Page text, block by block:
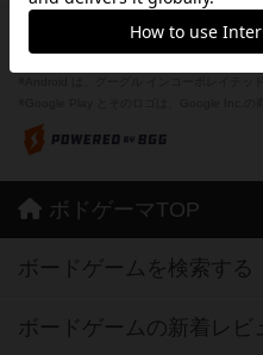
※Apple、Apple のロゴ は、米国および他の
ボドゲーマTOP
ボードゲームを検索する
ボードゲームの新着レビ